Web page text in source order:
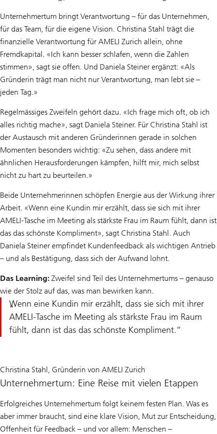
Unternehmertum bringt Verantwortung – für das Unternehmen,
für das Team, für die eigene Vision. Christina Stahl trägt die
finanzielle Verantwortung für AMELI Zurich allein, ohne
Fremdkapital. «Ich kann besser schlafen, wenn die Zahlen
stimmen», sagt sie offen. Und Daniela Steiner ergänzt: «Als
Gründerin trägt man nicht nur Verantwortung, man lebt sie –
jeden Tag.»
Regelmässiges Zweifeln gehört dazu. «Ich frage mich oft, ob ich
alles richtig mache», sagt Daniela Steiner. Für Christina Stahl ist
der Austausch mit anderen Gründerinnen gerade in solchen
Momenten besonders wichtig: «Zu sehen, dass andere mit
ähnlichen Herausforderungen kämpfen, hilft mir, mich selbst
nicht zu hart zu beurteilen.»
Beide Unternehmerinnen schöpfen Energie aus der Wirkung ihrer
Arbeit. «Wenn eine Kundin mir erzählt, dass sie sich mit ihrer
AMELI-Tasche im Meeting als stärkste Frau im Raum fühlt, dann ist
das das schönste Kompliment», sagt Christina Stahl. Auch
Daniela Steiner empfindet Kundenfeedback als wichtigen Antrieb
– und als Bestätigung, dass sich der Aufwand lohnt.
Das Learning: Zweifel sind Teil des Unternehmertums – genauso
wie der Stolz auf das, was man bewirken kann.
Wenn eine Kundin mir erzählt, dass sie sich mit ihrer
AMELI-Tasche im Meeting als stärkste Frau im Raum
fühlt, dann ist das das schönste Kompliment.
Christina Stahl, Gründerin von AMELI Zurich
Unternehmertum: Eine Reise mit vielen Etappen
Erfolgreiches Unternehmertum folgt keinem festen Plan. Was es
aber immer braucht, sind eine klare Vision, Mut zur Entscheidung,
Offenheit für Feedback – und vor allem: Menschen –